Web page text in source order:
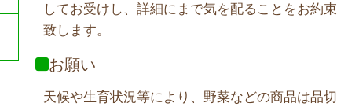
してお受けし、詳細にまで気を配ることをお約束
致します。
お願い
天候や生育状況等により、野菜などの商品は品切